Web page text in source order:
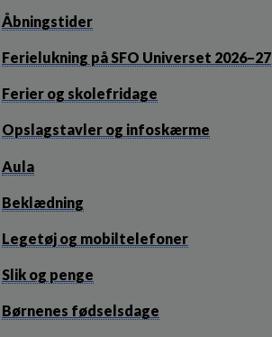
Åbningstider
Ferielukning på SFO Universet 2026–27
Ferier og skolefridage
Opslagstavler og infoskærme
Aula
Beklædning
Legetøj og mobiltelefoner
Slik og penge
Børnenes fødselsdage